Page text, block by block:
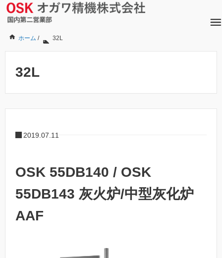
ホーム / 32L
32L
2019.07.11
OSK 55DB140 / OSK
55DB143 灰火炉/中型灰化炉
AAF